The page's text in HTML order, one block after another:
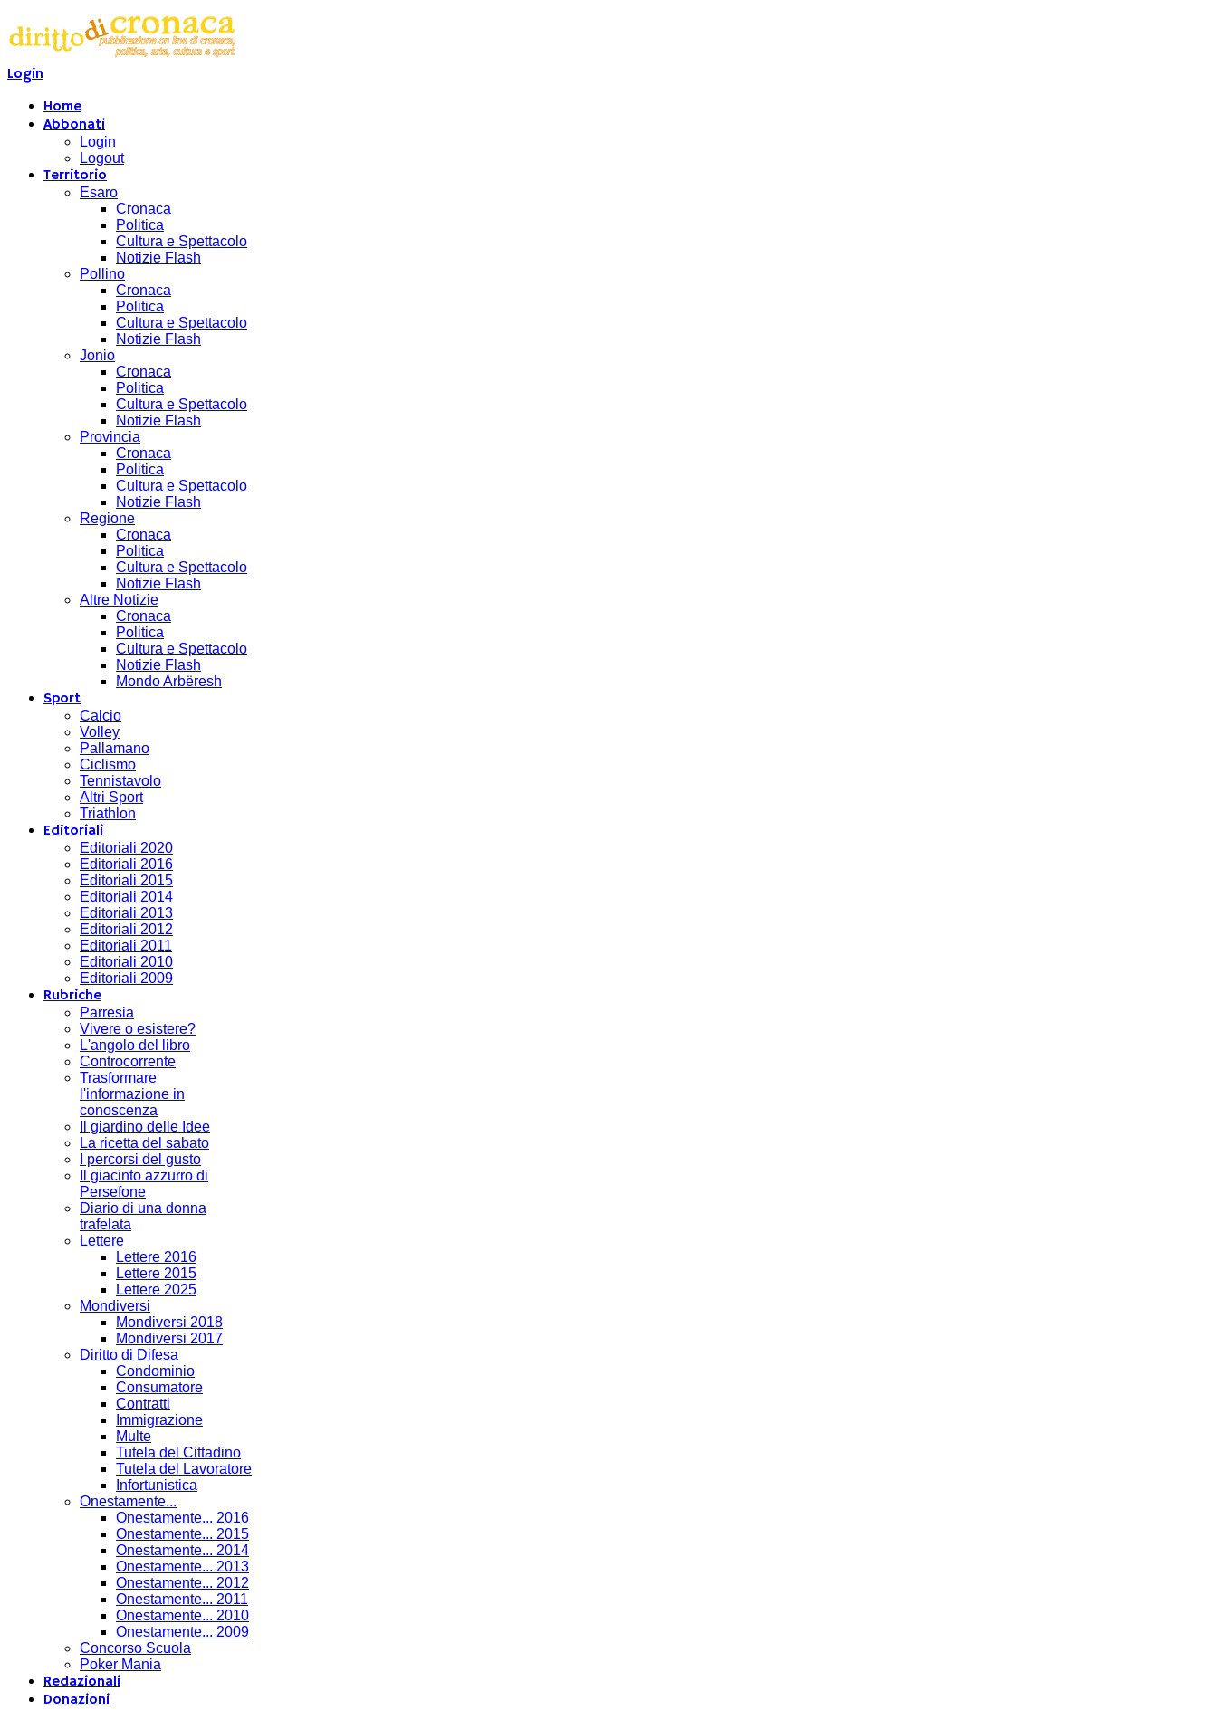
Login
Home
Abbonati
Login
Logout
Territorio
Esaro
Cronaca
Politica
Cultura e Spettacolo
Notizie Flash
Pollino
Cronaca
Politica
Cultura e Spettacolo
Notizie Flash
Jonio
Cronaca
Politica
Cultura e Spettacolo
Notizie Flash
Provincia
Cronaca
Politica
Cultura e Spettacolo
Notizie Flash
Regione
Cronaca
Politica
Cultura e Spettacolo
Notizie Flash
Altre Notizie
Cronaca
Politica
Cultura e Spettacolo
Notizie Flash
Mondo Arbëresh
Sport
Calcio
Volley
Pallamano
Ciclismo
Tennistavolo
Altri Sport
Triathlon
Editoriali
Editoriali 2020
Editoriali 2016
Editoriali 2015
Editoriali 2014
Editoriali 2013
Editoriali 2012
Editoriali 2011
Editoriali 2010
Editoriali 2009
Rubriche
Parresia
Vivere o esistere?
L'angolo del libro
Controcorrente
Trasformare
l'informazione in
conoscenza
Il giardino delle Idee
La ricetta del sabato
I percorsi del gusto
Il giacinto azzurro di
Persefone
Diario di una donna
trafelata
Lettere
Lettere 2016
Lettere 2015
Lettere 2025
Mondiversi
Mondiversi 2018
Mondiversi 2017
Diritto di Difesa
Condominio
Consumatore
Contratti
Immigrazione
Multe
Tutela del Cittadino
Tutela del Lavoratore
Infortunistica
Onestamente...
Onestamente... 2016
Onestamente... 2015
Onestamente... 2014
Onestamente... 2013
Onestamente... 2012
Onestamente... 2011
Onestamente... 2010
Onestamente... 2009
Concorso Scuola
Poker Mania
Redazionali
Donazioni